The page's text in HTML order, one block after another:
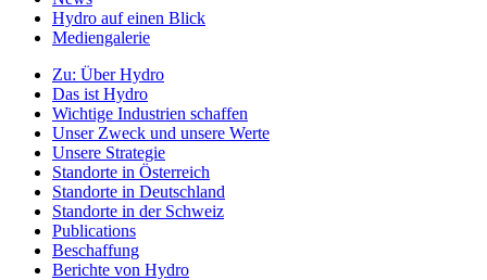
Hydro auf einen Blick
Mediengalerie
Zu: Über Hydro
Das ist Hydro
Wichtige Industrien schaffen
Unser Zweck und unsere Werte
Unsere Strategie
Standorte in Österreich
Standorte in Deutschland
Standorte in der Schweiz
Publications
Beschaffung
Berichte von Hydro